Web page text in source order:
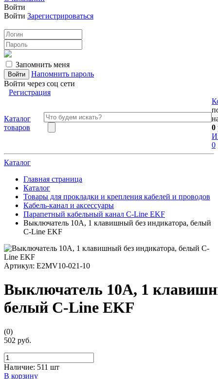
Войти
Войти Зарегистрироваться
Запомнить меня
Напомнить пароль
Войти через соц сети
Регистрация
Каталог
товаров
0
0
Каталог
Главная страница
Каталог
Товары для прокладки и крепления кабелей и проводов
Кабель-канал и аксессуары
Парапетный кабельный канал C-Line EKF
Выключатель 10А, 1 клавишный без индикатора, белый
C-Line EKF
Артикул: E2MV10-021-10
Выключатель 10А, 1
белый C-Line EKF
(0)
502 руб.
Наличие: 511 шт
В корзину